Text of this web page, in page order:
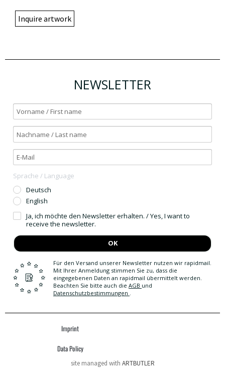
Inquire artwork
NEWSLETTER
Sprache / Language
Deutsch
English
Ja, ich möchte den Newsletter erhalten. / Yes, I want to
receive the newsletter.
OK
Für den Versand unserer Newsletter nutzen wir rapidmail.
Mit Ihrer Anmeldung stimmen Sie zu, dass die
eingegebenen Daten an rapidmail übermittelt werden.
Beachten Sie bitte auch die AGB und
Datenschutzbestimmungen
Imprint
Data Policy
site managed with ARTBUTLER